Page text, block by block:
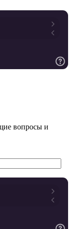
вопросы и